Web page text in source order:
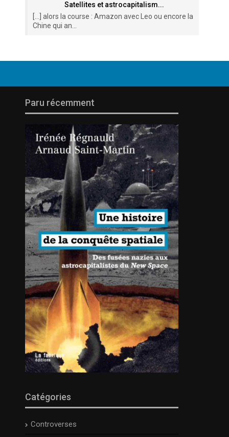
Satellites et astrocapitalism...
[…] alors la course : Amazon avec Leo ou encore la
Chine qui an...
Paru récemment
Catégories
Controverses